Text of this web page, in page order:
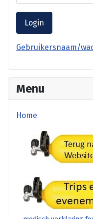
Login
Gebruikersnaam/
Menu
Home